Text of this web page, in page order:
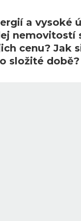
a vysoké
nemovitostí
cenu? Jak
složité době?